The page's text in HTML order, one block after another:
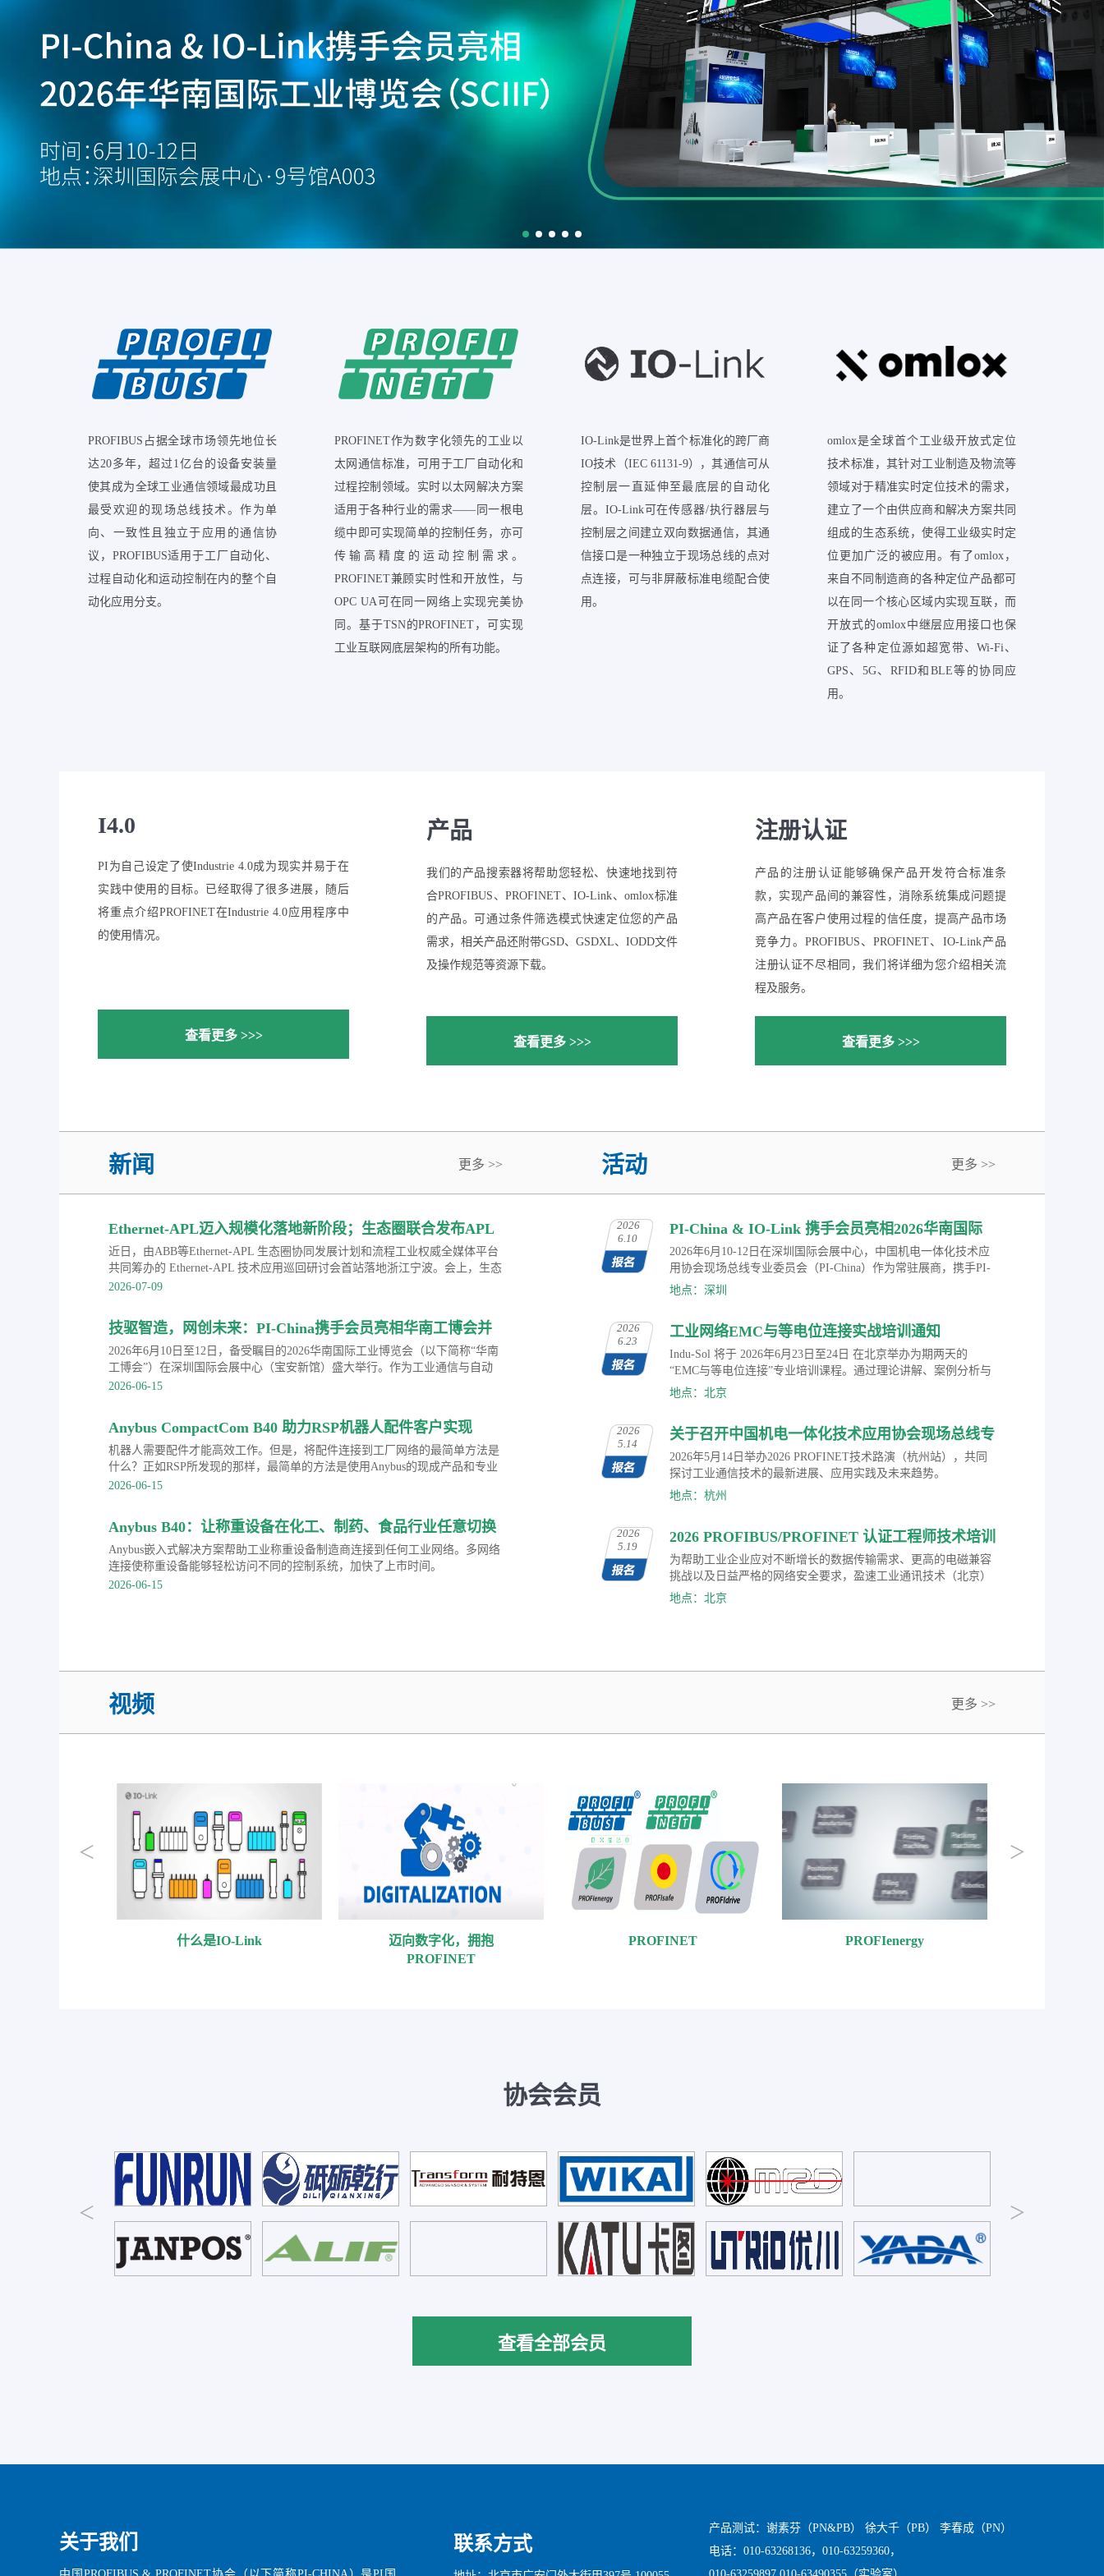
PROFIBUS占据全球市场领先地位长
达20多年，超过1亿台的设备安装量
使其成为全球工业通信领域最成功且
最受欢迎的现场总线技术。作为单
向、一致性且独立于应用的通信协
议，PROFIBUS适用于工厂自动化、
过程自动化和运动控制在内的整个自
动化应用分支。
PROFINET作为数字化领先的工业以
太网通信标准，可用于工厂自动化和
过程控制领域。实时以太网解决方案
适用于各种行业的需求——同一根电
缆中即可实现简单的控制任务，亦可
传输高精度的运动控制需求。
PROFINET兼顾实时性和开放性，与
OPC UA可在同一网络上实现完美协
同。基于TSN的PROFINET，可实现
工业互联网底层架构的所有功能。
IO-Link是世界上首个标准化的跨厂商
IO技术（IEC 61131-9），其通信可从
控制层一直延伸至最底层的自动化
层。IO-Link可在传感器/执行器层与
控制层之间建立双向数据通信，其通
信接口是一种独立于现场总线的点对
点连接，可与非屏蔽标准电缆配合使
用。
omlox是全球首个工业级开放式定位
技术标准，其针对工业制造及物流等
领域对于精准实时定位技术的需求，
建立了一个由供应商和解决方案共同
组成的生态系统，使得工业级实时定
位更加广泛的被应用。有了omlox，
来自不同制造商的各种定位产品都可
以在同一个核心区域内实现互联，而
开放式的omlox中继层应用接口也保
证了各种定位源如超宽带、Wi-Fi、
GPS、5G、RFID和BLE等的协同应
用。
I4.0
PI为自己设定了使Industrie 4.0成为现实并易于在
实践中使用的目标。已经取得了很多进展，随后
将重点介绍PROFINET在Industrie 4.0应用程序中
的使用情况。
查看更多 >>>
产品
我们的产品搜索器将帮助您轻松、快速地找到符
合PROFIBUS、PROFINET、IO-Link、omlox标准
的产品。可通过条件筛选模式快速定位您的产品
需求，相关产品还附带GSD、GSDXL、IODD文件
及操作规范等资源下载。
查看更多 >>>
注册认证
产品的注册认证能够确保产品开发符合标准条
款，实现产品间的兼容性，消除系统集成问题提
高产品在客户使用过程的信任度，提高产品市场
竞争力。PROFIBUS、PROFINET、IO-Link产品
注册认证不尽相同，我们将详细为您介绍相关流
程及服务。
查看更多 >>>
新闻 更多 >>
Ethernet-APL迈入规模化落地新阶段；生态圈联合发布APL
选型手册
近日，由ABB等Ethernet-APL 生态圈协同发展计划和流程工业权威全媒体平台
共同筹办的 Ethernet-APL 技术应用巡回研讨会首站落地浙江宁波。会上，生态
圈成员单位联合发布《Ethernet-APL 产品选型手册》。依托领先工业以太网技
数据链路，打破传统数据孤岛，为工厂智能化转型和迈向AI驱动的自主智能运
营夯实数据根基。
2026-07-09
技驱智造，网创未来：PI-China携手会员亮相华南工博会并
成功举办PROFINET技术路演
2026年6月10日至12日，备受瞩目的2026华南国际工业博览会（以下简称“华南
工博会”）在深圳国际会展中心（宝安新馆）盛大举行。作为工业通信与自动
化技术领域的权威行业组织，中国机电一体化技术应用协会现场总线专业委员
创未来”2026年PROFINET技术路演，全面展示了以PROFINET技术为核心的工
业通信创新成果，成为本届展会推动制造业数字化转型的一大亮点。
2026-06-15
Anybus CompactCom B40 助力RSP机器人配件客户实现
PROFINET等主流协议
机器人需要配件才能高效工作。但是，将配件连接到工厂网络的最简单方法是
什么？正如RSP所发现的那样，最简单的方法是使用Anybus的现成产品和专业
知识。
2026-06-15
Anybus B40：让称重设备在化工、制药、食品行业任意切换
PROFINET等主流协议
Anybus嵌入式解决方案帮助工业称重设备制造商连接到任何工业网络。多网络
连接使称重设备能够轻松访问不同的控制系统，加快了上市时间。
2026-06-15
活动 更多 >>
2026
6.10
PI-China & IO-Link 携手会员亮相2026华南国际
工业博览会
2026年6月10-12日在深圳国际会展中心，中国机电一体化技术应
用协会现场总线专业委员会（PI-China）作为常驻展商，携手PI-
China会员，共同展示在智能制造、工业物联、自动化控制及智能
度洞察自动化技术前沿趋势。
地点：深圳
2026
6.23
工业网络EMC与等电位连接实战培训通知
Indu-Sol 将于 2026年6月23日至24日 在北京举办为期两天的
“EMC与等电位连接”专业培训课程。通过理论讲解、案例分析与
现场测量相结合的方式，系统解析工业网络中电磁兼容
地点：北京
2026
5.14
关于召开中国机电一体化技术应用协会现场总线专
业委员会 2026 PROFINET技术路演（杭州站）的
通知
2026年5月14日举办2026 PROFINET技术路演（杭州站），共同
探讨工业通信技术的最新进展、应用实践及未来趋势。
地点：杭州
2026
5.19
2026 PROFIBUS/PROFINET 认证工程师技术培训
报名
为帮助工业企业应对不断增长的数据传输需求、更高的电磁兼容
挑战以及日益严格的网络安全要求，盈速工业通讯技术（北京）
有限公司正式发布2026年度工业网络通讯技术培训计划，诚邀广
地点：北京
视频 更多 >>
什么是IO-Link
迈向数字化，拥抱
PROFINET
PROFINET PROFIenergy
协会会员
查看全部会员
关于我们 联系方式
产品测试：谢素芬（PN&PB） 徐大千（PB） 李春成（PN）
电话：010-63268136，010-63259360，